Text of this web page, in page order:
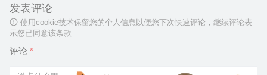
发表评论
使用cookie技术保留您的个人信息以便您下次快速评论，继续评论表
示您已同意该条款
评论 *